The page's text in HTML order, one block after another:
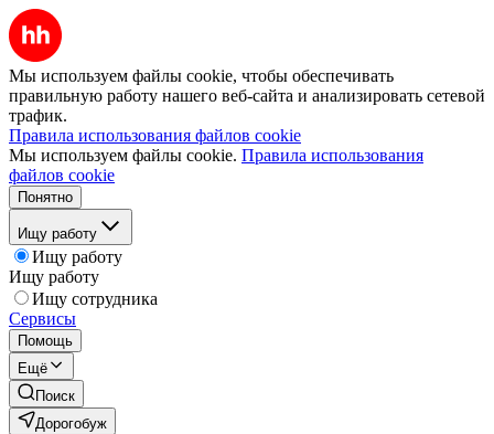
Мы используем файлы cookie, чтобы обеспечивать
правильную работу нашего веб-сайта и анализировать сетевой
трафик.
Правила использования файлов cookie
Мы используем файлы cookie. Правила использования
файлов cookie
Понятно
Ищу работу
Ищу работу
Ищу работу
Ищу сотрудника
Сервисы
Помощь
Ещё
Поиск
Дорогобуж